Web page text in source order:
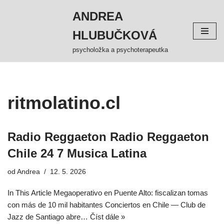
ANDREA
HLUBUČKOVÁ
psycholožka a psychoterapeutka
ritmolatino.cl
Radio Reggaeton Radio Reggaeton
Chile 24 7 Musica Latina
od Andrea 12. 5. 2026
In This Article Megaoperativo en Puente Alto: fiscalizan tomas
con más de 10 mil habitantes Conciertos en Chile — Club de
Jazz de Santiago abre… Číst dále »